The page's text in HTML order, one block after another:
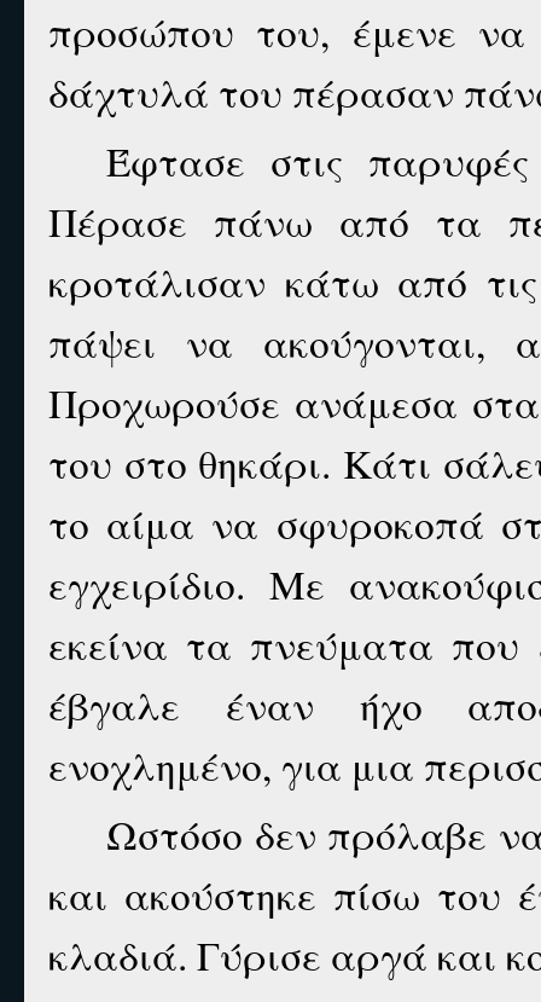
προσώπου του, έμενε να
δάχτυλά του πέρασαν
Έφτασε στις
Πέρασε πάνω από τα
κροτάλισαν κάτω από
πάψει να ακούγονται,
Προχωρούσε ανάμεσα
του στο θηκάρι. Κάτι
το αίμα να σφυροκοπά
εγχειρίδιο. Με
εκείνα τα πνεύματα
έβγαλε έναν ήχο
ενοχλημένο, για μια
Ωστόσο δεν πρόλαβε
και ακούστηκε πίσω του
κλαδιά. Γύρισε αργά και